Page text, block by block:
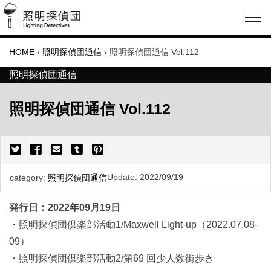
HOME › 照明探偵団通信 › 照明探偵団通信 Vol.112
照明探偵団通信
照明探偵団通信 Vol.112
category: 照明探偵団通信Update: 2022/09/19
発行日：2022年09月19日
・照明探偵団倶楽部活動1/Maxwell Light-up（2022.07.08-
09）
・照明探偵団倶楽部活動2/第69 回少人数街歩き